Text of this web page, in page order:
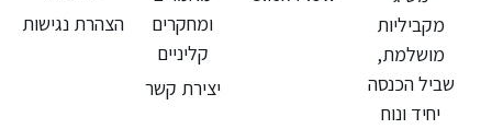
מקביליות
מושלמת,
שביל הכנסה
יחיד ונוח
ומחקרים
קליניים
יצירת קשר
הצהרת נגישות